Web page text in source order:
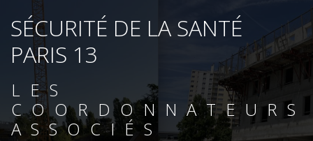
SÉCURITÉ DE LA SANTÉ
PARIS 13
LES
COORDONNATEURS
ASSOCIÉS